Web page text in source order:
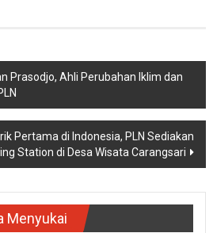
Prasodjo, Ahli Perubahan Iklim dan
Pertama di Indonesia, PLN Sediakan
Station di Desa Wisata Carangsari
Menyukai